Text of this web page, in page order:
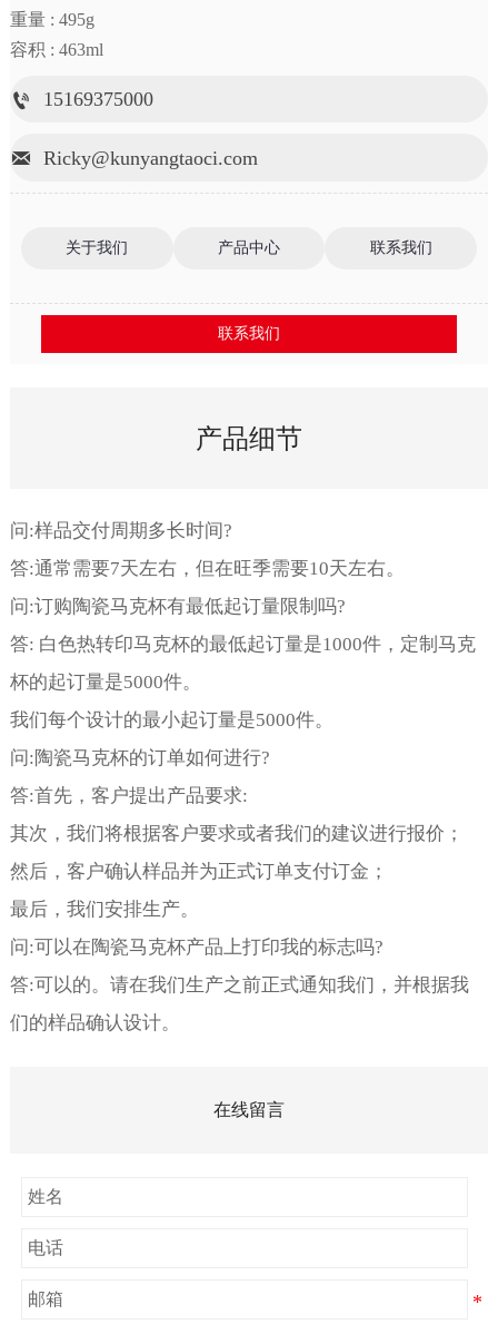
重量 : 495g
容积 : 463ml
 15169375000
 Ricky@kunyangtaoci.com
关于我们 产品中心 联系我们
联系我们
产品细节
问:样品交付周期多长时间?
答:通常需要7天左右，但在旺季需要10天左右。
问:订购陶瓷马克杯有最低起订量限制吗?
答: 白色热转印马克杯的最低起订量是1000件，定制马克
杯的起订量是5000件。
我们每个设计的最小起订量是5000件。
问:陶瓷马克杯的订单如何进行?
答:首先，客户提出产品要求:
其次，我们将根据客户要求或者我们的建议进行报价；
然后，客户确认样品并为正式订单支付订金；
最后，我们安排生产。
问:可以在陶瓷马克杯产品上打印我的标志吗?
答:可以的。请在我们生产之前正式通知我们，并根据我
们的样品确认设计。
在线留言